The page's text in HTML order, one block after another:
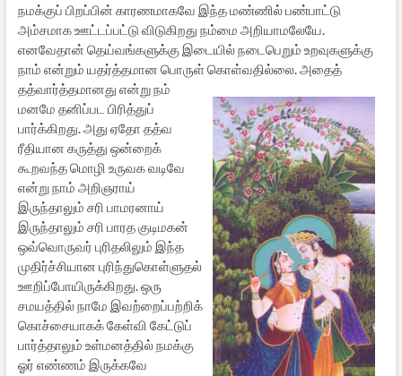
நமக்குப் பிறப்பின் காரணமாகவே இந்த மண்ணில் பண்பாட்டு
அம்சமாக ஊட்டப்பட்டு விடுகிறது நம்மை அறியாமலேயே.
எனவேதான் தெய்வங்களுக்கு இடையில் நடைபெறும் உறவுகளுக்கு
நாம் என்றும் யதர்த்தமான பொருள்கொள்வதில்லை. அதைத்
தத்வார்த்தமானது என்று நம்
மனமே தனிப்பட பிரித்துப்
பார்க்கிறது. அது ஏதோ தத்வ
ரீதியான கருத்து ஒன்றைக்
கூறவந்த மொழி உருவக வடிவே
என்று நாம் அறிஞராய்
இருந்தாலும் சரி பாமரனாய்
இருந்தாலும் சரி பாரத குடிமகன்
ஒவ்வொருவர் புரிதலிலும் இந்த
முதிர்ச்சியான புரிந்துகொள்ளுதல்
ஊறிப்போயிருக்கிறது. ஒரு
சமயத்தில் நாமே இவற்றைப்பற்றிக்
கொச்சையாகக் கேள்வி கேட்டுப்
பார்த்தாலும் உள்மனத்தில் நமக்கு
ஓர் எண்ணம் இருக்கவே